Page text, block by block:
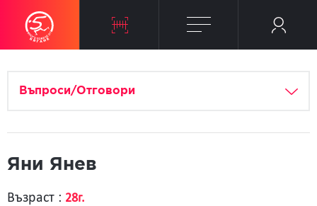
Въпроси/Отговори
Яни Янев
Възраст : 28г.